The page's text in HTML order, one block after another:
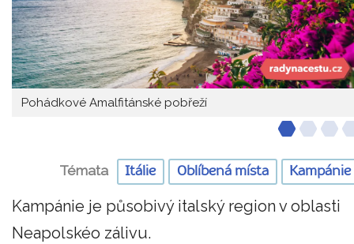
Pohádkové Amalfitánské pobřeží
Témata Itálie Oblíbená místa Kampánie
Kampánie je působivý italský region v oblasti
Neapolskéo zálivu.